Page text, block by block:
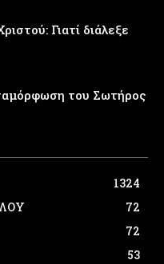
Γιατί διάλεξε
του Σωτήρος
1324
72
72
53